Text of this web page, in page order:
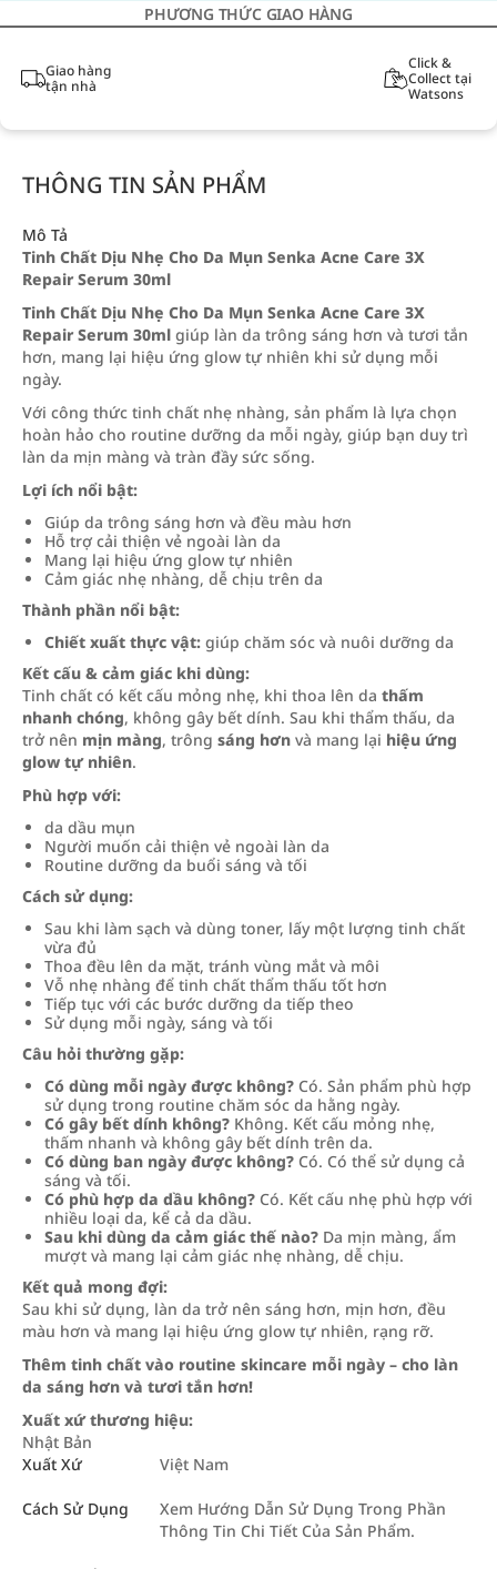
PHƯƠNG THỨC GIAO HÀNG
Giao hàng
tận nhà
Click &
Collect tại
Watsons
THÔNG TIN SẢN PHẨM
Mô Tả
Tinh Chất Dịu Nhẹ Cho Da Mụn Senka Acne Care 3X
Repair Serum 30ml
Tinh Chất Dịu Nhẹ Cho Da Mụn Senka Acne Care 3X
Repair Serum 30ml giúp làn da trông sáng hơn và tươi tắn
hơn, mang lại hiệu ứng glow tự nhiên khi sử dụng mỗi
ngày.
Với công thức tinh chất nhẹ nhàng, sản phẩm là lựa chọn
hoàn hảo cho routine dưỡng da mỗi ngày, giúp bạn duy trì
làn da mịn màng và tràn đầy sức sống.
Lợi ích nổi bật:
Giúp da trông sáng hơn và đều màu hơn
Hỗ trợ cải thiện vẻ ngoài làn da
Mang lại hiệu ứng glow tự nhiên
Cảm giác nhẹ nhàng, dễ chịu trên da
Thành phần nổi bật:
Chiết xuất thực vật: giúp chăm sóc và nuôi dưỡng da
Kết cấu & cảm giác khi dùng:
Tinh chất có kết cấu mỏng nhẹ, khi thoa lên da thấm
nhanh chóng, không gây bết dính. Sau khi thẩm thấu, da
trở nên mịn màng, trông sáng hơn và mang lại hiệu ứng
glow tự nhiên.
Phù hợp với:
da dầu mụn
Người muốn cải thiện vẻ ngoài làn da
Routine dưỡng da buổi sáng và tối
Cách sử dụng:
Sau khi làm sạch và dùng toner, lấy một lượng tinh chất
vừa đủ
Thoa đều lên da mặt, tránh vùng mắt và môi
Vỗ nhẹ nhàng để tinh chất thẩm thấu tốt hơn
Tiếp tục với các bước dưỡng da tiếp theo
Sử dụng mỗi ngày, sáng và tối
Câu hỏi thường gặp:
Có dùng mỗi ngày được không? Có. Sản phẩm phù hợp
sử dụng trong routine chăm sóc da hằng ngày.
Có gây bết dính không? Không. Kết cấu mỏng nhẹ,
thấm nhanh và không gây bết dính trên da.
Có dùng ban ngày được không? Có. Có thể sử dụng cả
sáng và tối.
Có phù hợp da dầu không? Có. Kết cấu nhẹ phù hợp với
nhiều loại da, kể cả da dầu.
Sau khi dùng da cảm giác thế nào? Da mịn màng, ẩm
mượt và mang lại cảm giác nhẹ nhàng, dễ chịu.
Kết quả mong đợi:
Sau khi sử dụng, làn da trở nên sáng hơn, mịn hơn, đều
màu hơn và mang lại hiệu ứng glow tự nhiên, rạng rỡ.
Thêm tinh chất vào routine skincare mỗi ngày – cho làn
da sáng hơn và tươi tắn hơn!
Xuất xứ thương hiệu:
Nhật Bản
Xuất Xứ
Việt Nam
Cách Sử Dụng
Xem Hướng Dẫn Sử Dụng Trong Phần
Thông Tin Chi Tiết Của Sản Phẩm.